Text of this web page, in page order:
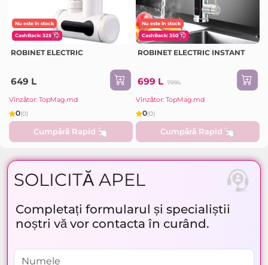
Nu este în stock
CashBack: 325
ROBINET ELECTRIC
649 L
Vînzător: TopMag.md
0(0)
Cumpără Rapid
Nu este în stock
CashBack: 350
ROBINET ELECTRIC INSTANT
699 L 799L
Vînzător: TopMag.md
0(0)
Cumpără Rapid
SOLICITĂ APEL
Completați formularul și specialiștii
noștri vă vor contacta în curând.